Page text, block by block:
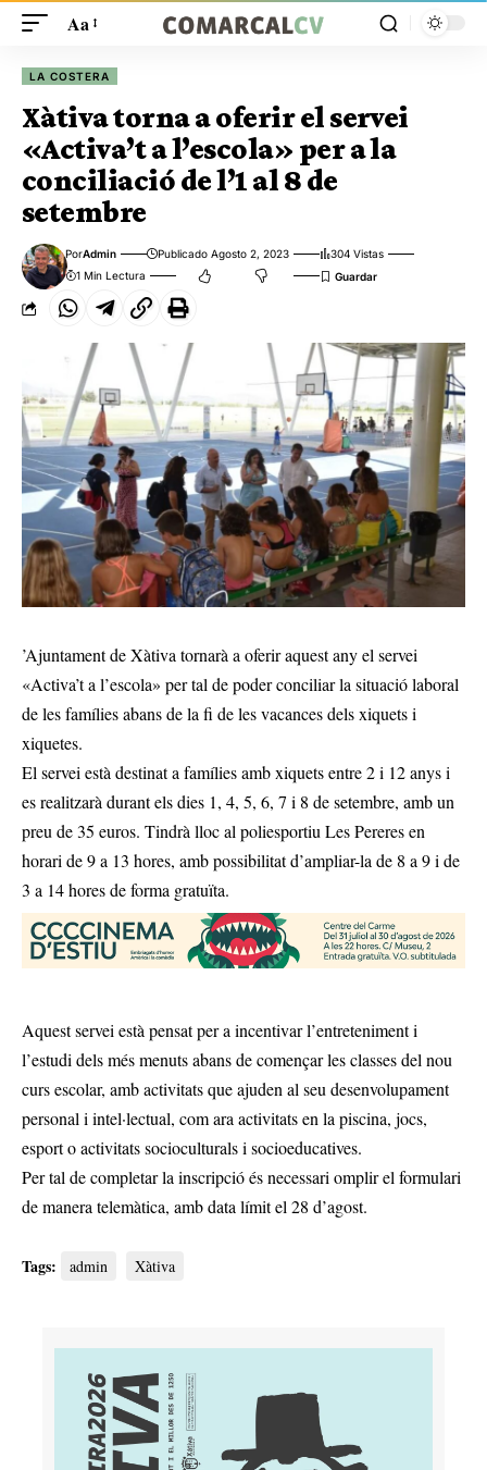
Aa
LA COSTERA
Xàtiva torna a oferir el servei
«Activa’t a l’escola» per a la
conciliació de l’1 al 8 de
setembre
PorAdmin Publicado Agosto 2, 2023
304 Vistas
1 Min Lectura
’Ajuntament de Xàtiva tornarà a oferir aquest any el servei
«Activa’t a l’escola» per tal de poder conciliar la situació laboral
de les famílies abans de la fi de les vacances dels xiquets i
xiquetes.
El servei està destinat a famílies amb xiquets entre 2 i 12 anys i
es realitzarà durant els dies 1, 4, 5, 6, 7 i 8 de setembre, amb un
preu de 35 euros. Tindrà lloc al poliesportiu Les Pereres en
horari de 9 a 13 hores, amb possibilitat d’ampliar-la de 8 a 9 i de
3 a 14 hores de forma gratuïta.
Aquest servei està pensat per a incentivar l’entreteniment i
l’estudi dels més menuts abans de començar les classes del nou
curs escolar, amb activitats que ajuden al seu desenvolupament
personal i intel·lectual, com ara activitats en la piscina, jocs,
esport o activitats socioculturals i socioeducatives.
Per tal de completar la inscripció és necessari omplir el formulari
de manera telemàtica, amb data límit el 28 d’agost.
Tags: admin Xàtiva